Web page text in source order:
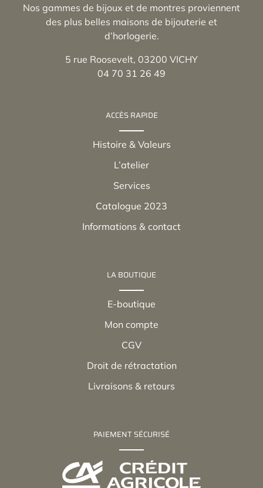
Nos gammes de bijoux et de montres proviennent
des plus belles maisons de bijouterie et
d’horlogerie.
5 rue Roosevelt, 03200 VICHY
04 70 31 26 49
ACCÈS RAPIDE
Histoire & Valeurs
L’atelier
Services
Catalogue 2023
Informations & contact
LA BOUTIQUE
E-boutique
Mon compte
CGV
Droit de rétractation
Livraisons & retours
PAIEMENT SÉCURISÉ